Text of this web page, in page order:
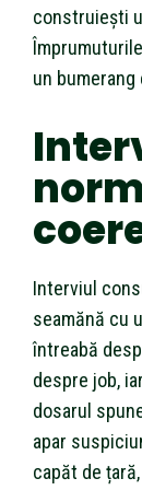
construiești
un
Interviul
seamănă cu
întreabă
despre job,
dosarul
apar
capăt de